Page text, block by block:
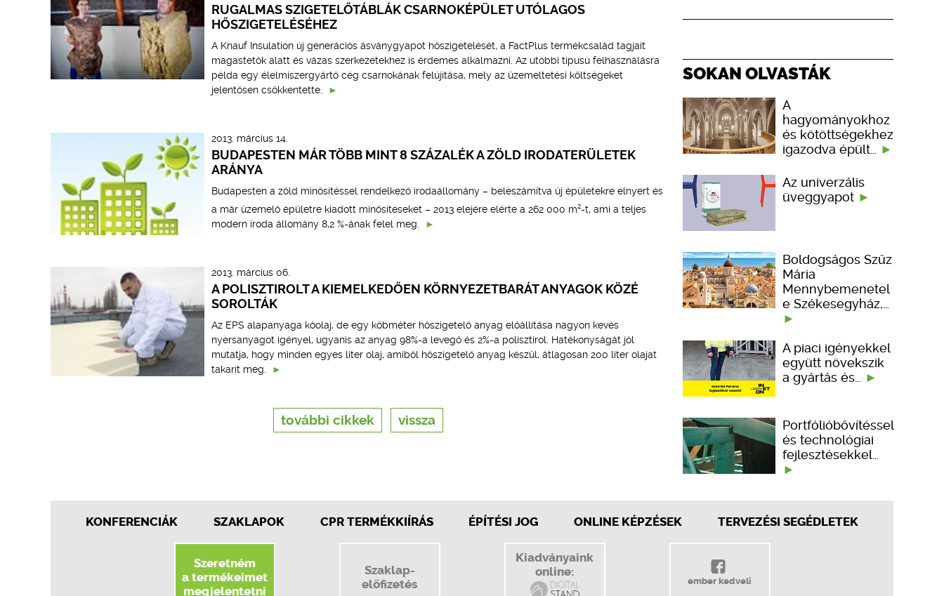
RUGALMAS SZIGETELŐTÁBLÁK CSARNOKÉPÜLET UTÓLAGOS
HŐSZIGETELÉSÉHEZ
A Knauf Insulation új generációs ásványgyapot hőszigetelését, a FactPlus termékcsalád tagjait
magastetők alatt és vázas szerkezetekhez is érdemes alkalmazni. Az utóbbi típusú felhasználásra
példa egy élelmiszergyártó cég csarnokának felújítása, mely az üzemeltetési költségeket
jelentősen csökkentette.
2013. március 14.
BUDAPESTEN MÁR TÖBB MINT 8 SZÁZALÉK A ZÖLD IRODATERÜLETEK
ARÁNYA
Budapesten a zöld minősítéssel rendelkező irodaállomány – beleszámítva új épületekre elnyert és
a már üzemelő épületre kiadott minősítéseket – 2013 elejére elérte a 262 000 m2-t, ami a teljes
modern iroda állomány 8,2 %-ának felel meg.
2013. március 06.
A POLISZTIROLT A KIEMELKEDŐEN KÖRNYEZETBARÁT ANYAGOK KÖZÉ
SOROLTÁK
Az EPS alapanyaga kőolaj, de egy köbméter hőszigetelő anyag előállítása nagyon kevés
nyersanyagot igényel, ugyanis az anyag 98%-a levegő és 2%-a polisztirol. Hatékonyságát jól
mutatja, hogy minden egyes liter olaj, amiből hőszigetelő anyag készül, átlagosan 200 liter olajat
takarít meg.
további cikkek vissza
SOKAN OLVASTÁK
A
hagyományokhoz
és kötöttségekhez
igazodva épült…
Az univerzális
üveggyapot
Boldogságos Szűz
Mária
Mennybemenetel
e Székesegyház,…
A piaci igényekkel
együtt növekszik
a gyártás és…
Portfólióbővítéssel
és technológiai
fejlesztésekkel…
KONFERENCIÁK SZAKLAPOK CPR TERMÉKKIÍRÁS ÉPÍTÉSI JOG ONLINE KÉPZÉSEK TERVEZÉSI SEGÉDLETEK
Szeretném
a termékeimet
megjelentetni
Szaklap-
előfizetés
Kiadványaink
online:
ember kedveli